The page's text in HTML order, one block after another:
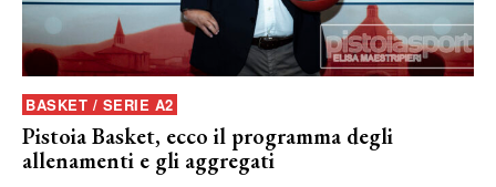
BASKET / SERIE A2
Pistoia Basket, ecco il programma degli
allenamenti e gli aggregati